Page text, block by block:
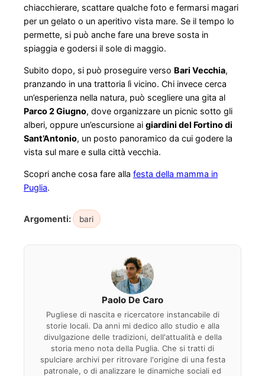
chiacchierare, scattare qualche foto e fermarsi magari
per un gelato o un aperitivo vista mare. Se il tempo lo
permette, si può anche fare una breve sosta in
spiaggia e godersi il sole di maggio.
Subito dopo, si può proseguire verso Bari Vecchia,
pranzando in una trattoria lì vicino. Chi invece cerca
un’esperienza nella natura, può scegliere una gita al
Parco 2 Giugno, dove organizzare un picnic sotto gli
alberi, oppure un’escursione ai giardini del Fortino di
Sant’Antonio, un posto panoramico da cui godere la
vista sul mare e sulla città vecchia.
Scopri anche cosa fare alla festa della mamma in
Puglia.
Argomenti: bari
Paolo De Caro
Pugliese di nascita e ricercatore instancabile di
storie locali. Da anni mi dedico allo studio e alla
divulgazione delle tradizioni, dell'attualità e della
storia meno nota della Puglia. Che si tratti di
spulciare archivi per ritrovare l'origine di una festa
patronale, o di analizzare le dinamiche sociali ed